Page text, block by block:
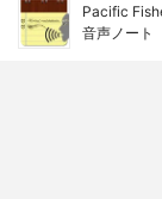
Pacific
音声ノート